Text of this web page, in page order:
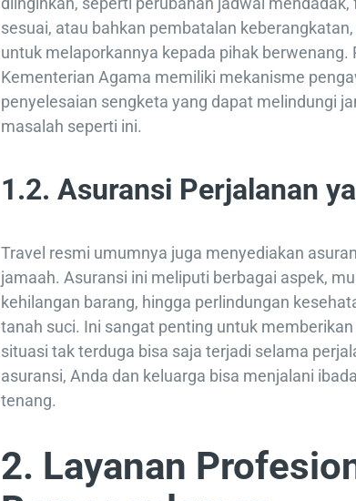
sesuai, atau bahkan pembatalan
untuk melaporkannya kepada pihak berwenang.
Kementerian Agama memiliki mekanisme
penyelesaian sengketa yang dapat melindungi
masalah seperti ini.
1.2. Asuransi Perjalanan
Travel resmi umumnya juga menyediakan
jamaah. Asuransi ini meliputi berbagai aspek,
kehilangan barang, hingga perlindungan
tanah suci. Ini sangat penting untuk
situasi tak terduga bisa saja terjadi selama
asuransi, Anda dan keluarga bisa menjalani
tenang.
2. Layanan